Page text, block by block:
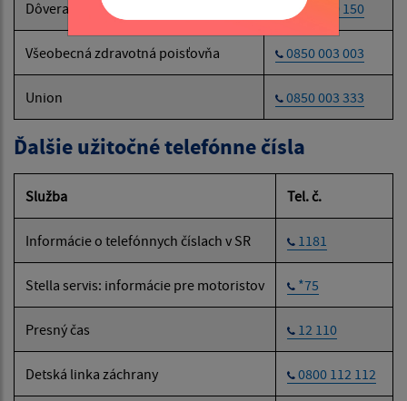
Dôvera 0800 150 150
Všeobecná zdravotná poisťovňa 0850 003 003
Union 0850 003 333
Ďalšie užitočné telefónne čísla
Služba Tel. č.
Informácie o telefónnych číslach v SR 1181
Stella servis: informácie pre motoristov *75
Presný čas 12 110
Detská linka záchrany 0800 112 112